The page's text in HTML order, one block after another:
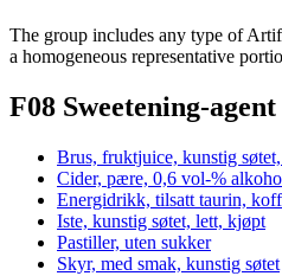
The group includes any type of
a homogeneous representative
F08 Sweetening-agent
Brus, fruktjuice, kunstig
Cider, pære, 0,6 vol-%
Energidrikk, tilsatt taurin,
Iste, kunstig søtet, lett, kjøpt
Pastiller, uten sukker
Skyr, med smak, kunstig søtet